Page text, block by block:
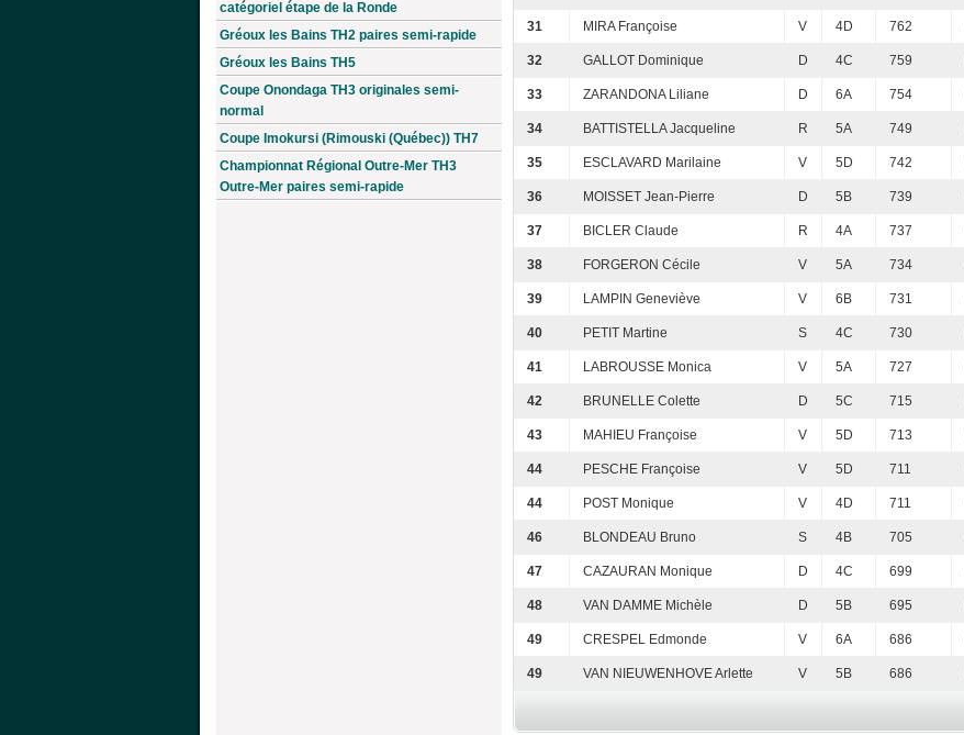
catégoriel étape de la Ronde
Gréoux les Bains TH2 paires semi-rapide
Gréoux les Bains TH5
Coupe Onondaga TH3 originales semi-
normal
Coupe Imokursi (Rimouski (Québec)) TH7
Championnat Régional Outre-Mer TH3
Outre-Mer paires semi-rapide
31 MIRA Françoise V 4D 762
32 GALLOT Dominique D 4C 759
33 ZARANDONA Liliane D 6A 754
34 BATTISTELLA Jacqueline R 5A 749
35 ESCLAVARD Marilaine V 5D 742
36 MOISSET Jean-Pierre D 5B 739
37 BICLER Claude R 4A 737
38 FORGERON Cécile V 5A 734
39 LAMPIN Geneviève V 6B 731
40 PETIT Martine S 4C 730
41 LABROUSSE Monica V 5A 727
42 BRUNELLE Colette D 5C 715
43 MAHIEU Françoise V 5D 713
44 PESCHE Françoise V 5D 711
44 POST Monique V 4D 711
46 BLONDEAU Bruno S 4B 705
47 CAZAURAN Monique D 4C 699
48 VAN DAMME Michèle D 5B 695
49 CRESPEL Edmonde V 6A 686
49 VAN NIEUWENHOVE Arlette V 5B 686